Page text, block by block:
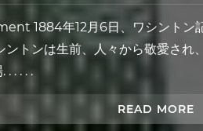
1884年12月6日、ワシントン
ントンは生前、人々から敬愛さ
. . . . .
READ MORE